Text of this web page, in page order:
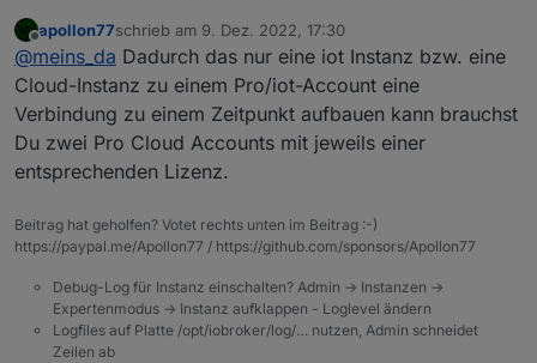
die LIzenz für Remote und vis zu kaufen?
Offline
apollon77schrieb am 9. Dez. 2022, 17:30
zuletzt editiert von
@meins_da Dadurch das nur eine iot Instanz bzw. eine
Cloud-Instanz zu einem Pro/iot-Account eine
Verbindung zu einem Zeitpunkt aufbauen kann brauchst
Du zwei Pro Cloud Accounts mit jeweils einer
entsprechenden Lizenz.
Beitrag hat geholfen? Votet rechts unten im Beitrag :-)
https://paypal.me/Apollon77 / https://github.com/sponsors/Apollon77
Debug-Log für Instanz einschalten? Admin -> Instanzen ->
Expertenmodus -> Instanz aufklappen - Loglevel ändern
Logfiles auf Platte /opt/iobroker/log/… nutzen, Admin schneidet
Zeilen ab